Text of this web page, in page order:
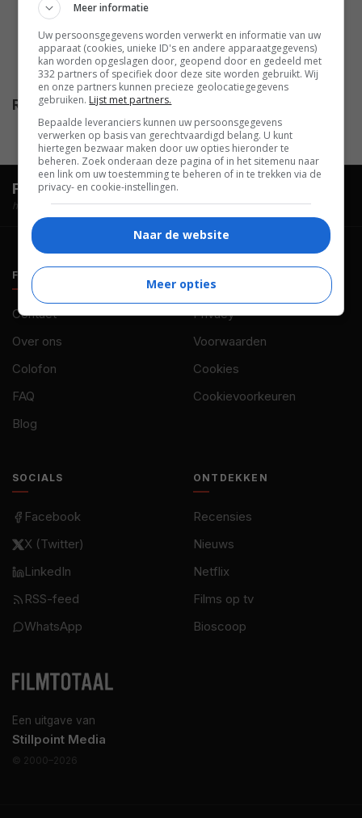
Elvis Presley
Beulah Quo,Lili Valenty,Laurel
Goodwin ,Guy Lee,Ginny Tiu,
Elizabeth Tiu ,Alexander Tiu.
Release
21.11.1962
FilmTotaal.Hét online filmoverzicht.
hosted by
Een uitgave van
Stillpoint Media
© 2000–2026
FILMTOTAAL
Contact
Over ons
Colofon
FAQ
Blog
Privacy
Voorwaarden
Cookies
Cookievoorkeuren
SOCIALS
Facebook
X (Twitter)
LinkedIn
RSS-feed
WhatsApp
ONTDEKKEN
Recensies
Nieuws
Netflix
Films op tv
Bioscoop
Meer informatie
Uw persoonsgegevens worden verwerkt en informatie van uw
apparaat (cookies, unieke ID's en andere apparaatgegevens)
kan worden opgeslagen door, geopend door en gedeeld met
332 partners of specifiek door deze site worden gebruikt. Wij
en onze partners kunnen precieze geolocatiegegevens
gebruiken. Lijst met partners.
Bepaalde leveranciers kunnen uw persoonsgegevens
verwerken op basis van gerechtvaardigd belang. U kunt
hiertegen bezwaar maken door uw opties hieronder te
beheren. Zoek onderaan deze pagina of in het sitemenu naar
een link om uw toestemming te beheren of in te trekken via de
privacy- en cookie-instellingen.
Naar de website
Meer opties